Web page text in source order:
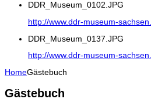
DDR_Museum_0102.JPG
http://www.ddr-museum-
DDR_Museum_0137.JPG
http://www.ddr-museum-
HomeGästebuch
Gästebuch